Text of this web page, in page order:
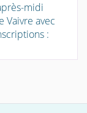
midi
Vaivre avec
: